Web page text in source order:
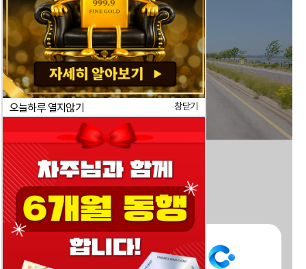
오늘하루 열지않기 창닫기